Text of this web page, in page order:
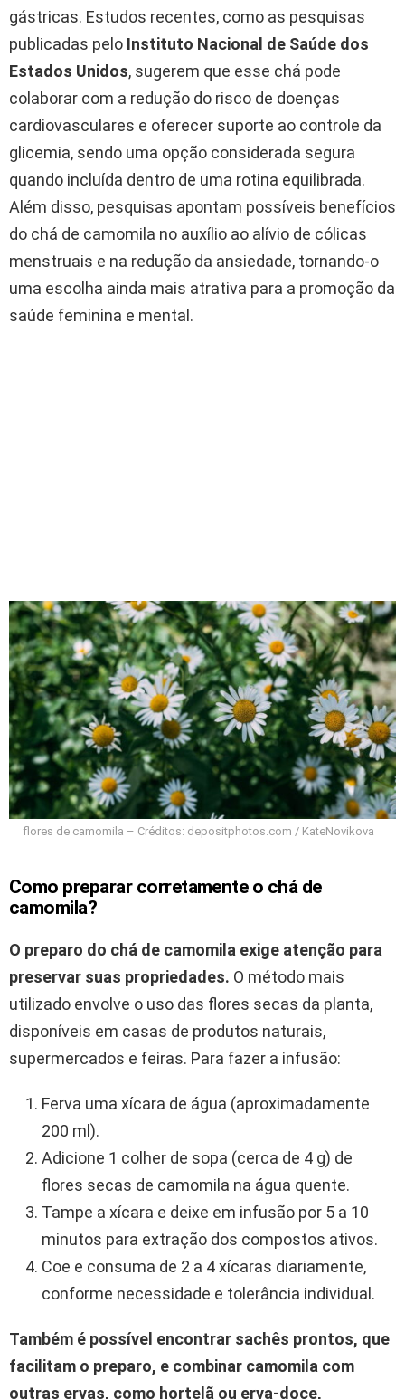
gástricas. Estudos recentes, como as pesquisas
publicadas pelo Instituto Nacional de Saúde dos
Estados Unidos, sugerem que esse chá pode
colaborar com a redução do risco de doenças
cardiovasculares e oferecer suporte ao controle da
glicemia, sendo uma opção considerada segura
quando incluída dentro de uma rotina equilibrada.
Além disso, pesquisas apontam possíveis benefícios
do chá de camomila no auxílio ao alívio de cólicas
menstruais e na redução da ansiedade, tornando-o
uma escolha ainda mais atrativa para a promoção da
saúde feminina e mental.
flores de camomila – Créditos: depositphotos.com / KateNovikova
Como preparar corretamente o chá de
camomila?
O preparo do chá de camomila exige atenção para
preservar suas propriedades. O método mais
utilizado envolve o uso das flores secas da planta,
disponíveis em casas de produtos naturais,
supermercados e feiras. Para fazer a infusão:
Ferva uma xícara de água (aproximadamente
200 ml).
Adicione 1 colher de sopa (cerca de 4 g) de
flores secas de camomila na água quente.
Tampe a xícara e deixe em infusão por 5 a 10
minutos para extração dos compostos ativos.
Coe e consuma de 2 a 4 xícaras diariamente,
conforme necessidade e tolerância individual.
Também é possível encontrar sachês prontos, que
facilitam o preparo, e combinar camomila com
outras ervas, como hortelã ou erva-doce,